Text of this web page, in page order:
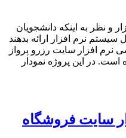
و نظر به اینکه دانشجویان
سیستم نرم افزار ارائه بدهند
نرم افزار سایت رزرو پرواز
است. در این پروژه نمودار
سایت فروشگاه